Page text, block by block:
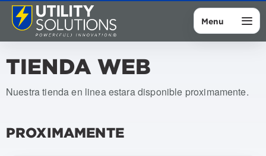
Menu
TIENDA WEB
Nuestra tienda en linea estara disponible proximamente.
PROXIMAMENTE